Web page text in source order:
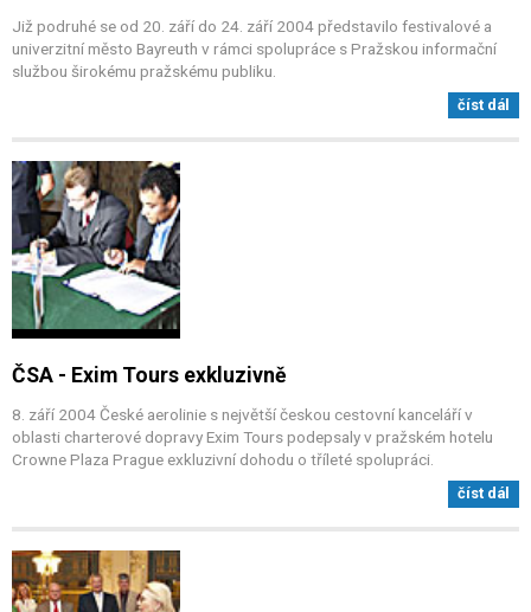
Již podruhé se od 20. září do 24. září 2004 představilo festivalové a
univerzitní město Bayreuth v rámci spolupráce s Pražskou informační
službou širokému pražskému publiku.
číst dál
ČSA - Exim Tours exkluzivně
8. září 2004 České aerolinie s největší českou cestovní kanceláří v
oblasti charterové dopravy Exim Tours podepsaly v pražském hotelu
Crowne Plaza Prague exkluzivní dohodu o tříleté spolupráci.
číst dál